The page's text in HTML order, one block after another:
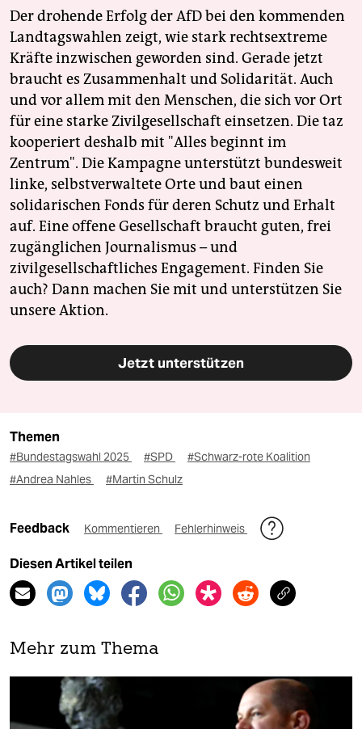
Der drohende Erfolg der AfD bei den kommenden
Landtagswahlen zeigt, wie stark rechtsextreme
Kräfte inzwischen geworden sind. Gerade jetzt
braucht es Zusammenhalt und Solidarität. Auch
und vor allem mit den Menschen, die sich vor Ort
für eine starke Zivilgesellschaft einsetzen. Die taz
kooperiert deshalb mit "Alles beginnt im
Zentrum". Die Kampagne unterstützt bundesweit
linke, selbstverwaltete Orte und baut einen
solidarischen Fonds für deren Schutz und Erhalt
auf. Eine offene Gesellschaft braucht guten, frei
zugänglichen Journalismus – und
zivilgesellschaftliches Engagement. Finden Sie
auch? Dann machen Sie mit und unterstützen Sie
unsere Aktion.
Jetzt unterstützen
Themen
#Bundestagswahl 2025 #SPD
#Schwarz-rote Koalition
#Andrea Nahles
#Martin Schulz
Feedback Kommentieren Fehlerhinweis
Diesen Artikel teilen
Mehr zum Thema